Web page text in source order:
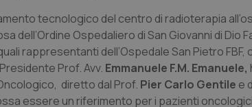
tecnologico del centro di radioterapia
dell’Ordine Ospedaliero di San Giovanni di Dio
rappresentanti dell’Ospedale San Pietro
Prof. Avv. Emmanuele F.M. Emanuele,
diretto dal Prof. Pier Carlo Gentile e
essere un riferimento per i pazienti